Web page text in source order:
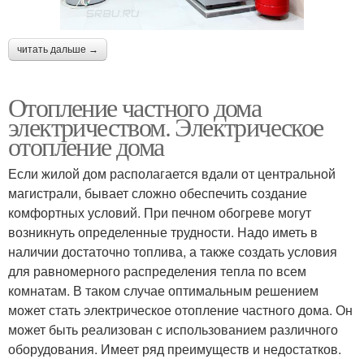
читать дальше →
Отопление частного дома
электричеством. Электрическое
отопление дома
Если жилой дом располагается вдали от центральной
магистрали, бывает сложно обеспечить создание
комфортных условий. При печном обогреве могут
возникнуть определенные трудности. Надо иметь в
наличии достаточно топлива, а также создать условия
для равномерного распределения тепла по всем
комнатам. В таком случае оптимальным решением
может стать электрическое отопление частного дома. Он
может быть реализован с использованием различного
оборудования. Имеет ряд преимуществ и недостатков.